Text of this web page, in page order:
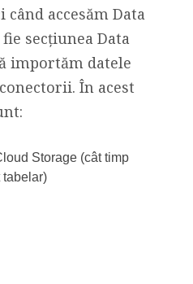
accesăm Data
secțiunea Data
importăm datele
În acest
Storage (cât timp
tabelar)